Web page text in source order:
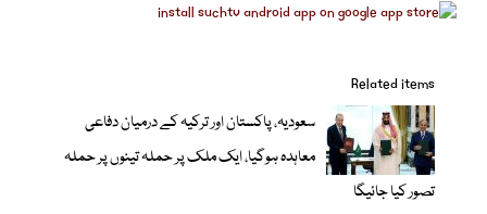
Related items
سعودیہ، پاکستان اور ترکیہ کے درمیان دفاعی
معاہدہ ہوگیا، ایک ملک پر حملہ تینوں پر حملہ
تصور کیا جائیگا